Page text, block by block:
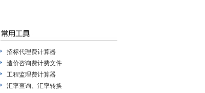
招标代理费计算器
造价咨询费计费文件
工程监理费计算器
汇率查询、汇率转换